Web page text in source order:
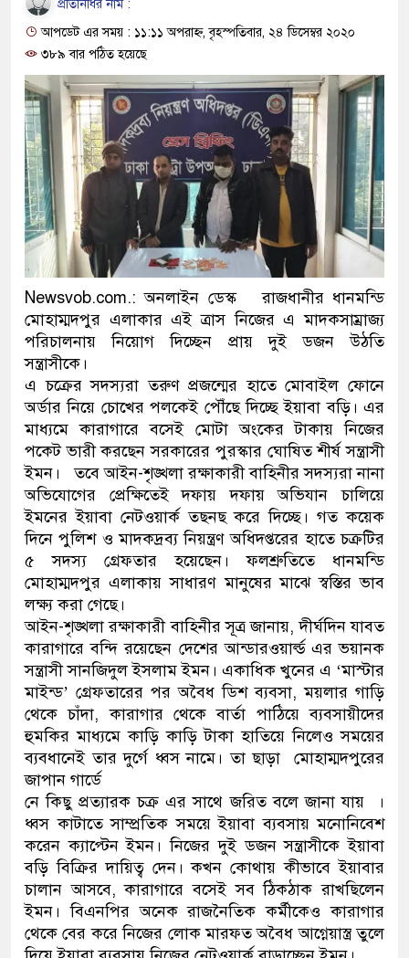
সিল-স্বাক্ষর জালিয়াতি চক্রের পাঁচ
উদ্ধার
জনগণ পরিবর্তন চেয়েছে
প্রধানমন্ত্রী
মিরপুর মডেল থানার অভিযানে
মাদক কারবারি গ্রেফতার
২৮ লাখ টাকার জাল নোটসহ
যেকোনো সময় বেনজীরের
নেতৃত্ব ও গণতন্ত্রের মূর্তমান
প্রতিনিধির নাম :
আপডেট এর সময় : ১১:১১ অপরাহ্ন, বৃহস্পতিবার, ২৪ ডিসেম্বর ২০২০
৩৮৯ বার পঠিত হয়েছে
Newsvob.com.: অনলাইন ডেস্ক রাজধানীর ধানমন্ডি
মোহাম্মদপুর এলাকার এই ত্রাস নিজের এ মাদকসাম্রাজ্য
পরিচালনায় নিয়োগ দিচ্ছেন প্রায় দুই ডজন উঠতি
সন্ত্রাসীকে।
এ চক্রের সদস্যরা তরুণ প্রজন্মের হাতে মোবাইল ফোনে
অর্ডার নিয়ে চোখের পলকেই পৌঁছে দিচ্ছে ইয়াবা বড়ি। এর
মাধ্যমে কারাগারে বসেই মোটা অংকের টাকায় নিজের
পকেট ভারী করছেন সরকারের পুরস্কার ঘোষিত শীর্ষ সন্ত্রাসী
ইমন। তবে আইন-শৃঙ্খলা রক্ষাকারী বাহিনীর সদস্যরা নানা
অভিযোগের প্রেক্ষিতেই দফায় দফায় অভিযান চালিয়ে
ইমনের ইয়াবা নেটওয়ার্ক তছনছ করে দিচ্ছে। গত কয়েক
দিনে পুলিশ ও মাদকদ্রব্য নিয়ন্ত্রণ অধিদপ্তরের হাতে চক্রটির
৫ সদস্য গ্রেফতার হয়েছেন। ফলশ্রুতিতে ধানমন্ডি
মোহাম্মদপুর এলাকায় সাধারণ মানুষের মাঝে স্বস্তির ভাব
লক্ষ্য করা গেছে।
আইন-শৃঙ্খলা রক্ষাকারী বাহিনীর সূত্র জানায়, দীর্ঘদিন যাবত
কারাগারে বন্দি রয়েছেন দেশের আন্ডারওয়ার্ল্ড এর ভয়ানক
সন্ত্রাসী সানজিদুল ইসলাম ইমন। একাধিক খুনের এ ‘মাস্টার
মাইন্ড’ গ্রেফতারের পর অবৈধ ডিশ ব্যবসা, ময়লার গাড়ি
থেকে চাঁদা, কারাগার থেকে বার্তা পাঠিয়ে ব্যবসায়ীদের
হুমকির মাধ্যমে কাড়ি কাড়ি টাকা হাতিয়ে নিলেও সময়ের
ব্যবধানেই তার দুর্গে ধ্বস নামে। তা ছাড়া মোহাম্মদপুরের
জাপান গার্ডে
নে কিছু প্রত্যারক চক্র এর সাথে জরিত বলে জানা যায় ।
ধ্বস কাটাতে সাম্প্রতিক সময়ে ইয়াবা ব্যবসায় মনোনিবেশ
করেন ক্যাপ্টেন ইমন। নিজের দুই ডজন সন্ত্রাসীকে ইয়াবা
বড়ি বিক্রির দায়িত্ব দেন। কখন কোথায় কীভাবে ইয়াবার
চালান আসবে, কারাগারে বসেই সব ঠিকঠাক রাখছিলেন
ইমন। বিএনপির অনেক রাজনৈতিক কর্মীকেও কারাগার
থেকে বের করে নিজের লোক মারফত অবৈধ আগ্নেয়াস্ত্র তুলে